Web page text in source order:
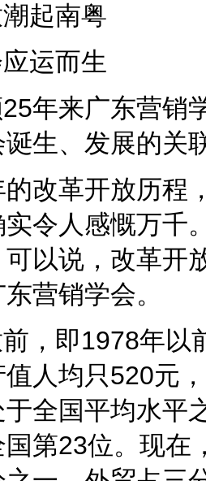
起南粤
运而生
年来广东营销
生、发展的关
改革开放历程
令人感慨万千
以说，改革开
营销学会。
，即1978年以
人均只520元
全国平均水平
第23位。现在